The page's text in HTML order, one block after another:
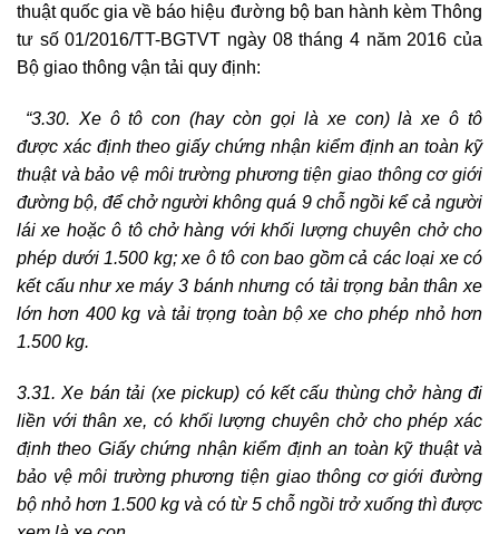
thuật quốc gia về báo hiệu đường bộ ban hành kèm Thông
tư số 01/2016/TT-BGTVT ngày 08 tháng 4 năm 2016 của
Bộ giao thông vận tải quy định:
“3.30. Xe ô tô con (hay còn gọi là xe con) là xe ô tô
được xác định theo giấy chứng nhận kiểm định an toàn kỹ
thuật và bảo vệ môi trường phương tiện giao thông cơ giới
đường bộ, để chở người không quá 9 chỗ ngồi kể cả người
lái xe hoặc ô tô chở hàng với khối lượng chuyên chở cho
phép dưới 1.500 kg; xe ô tô con bao gồm cả các loại xe có
kết cấu như xe máy 3 bánh nhưng có tải trọng bản thân xe
lớn hơn 400 kg và tải trọng toàn bộ xe cho phép nhỏ hơn
1.500 kg.
3.31. Xe bán tải (xe pickup) có kết cấu thùng chở hàng đi
liền với thân xe, có khối lượng chuyên chở cho phép xác
định theo Giấy chứng nhận kiểm định an toàn kỹ thuật và
bảo vệ môi trường phương tiện giao thông cơ giới đường
bộ nhỏ hơn 1.500 kg và có từ 5 chỗ ngồi trở xuống thì được